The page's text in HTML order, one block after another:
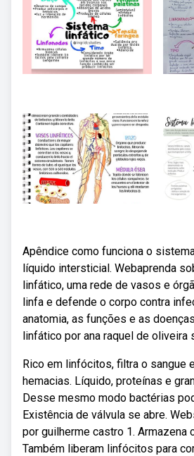
Apêndice como funciona o
líquido intersticial. Webaprenda
linfático, uma rede de vasos e
linfa e defende o corpo contra
anatomia, as funções e as
linfático por ana raquel de oliveira
Rico em linfócitos, filtra o sangue
hemacias. Líquido, proteínas e
Desse mesmo modo bactérias
Existência de válvula se abre.
por guilherme castro 1. Armazena
Também liberam linfócitos para